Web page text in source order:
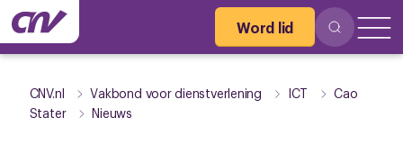
Word lid
CNV.nl Vakbond voor dienstverlening ICT
Cao
Stater
Nieuws